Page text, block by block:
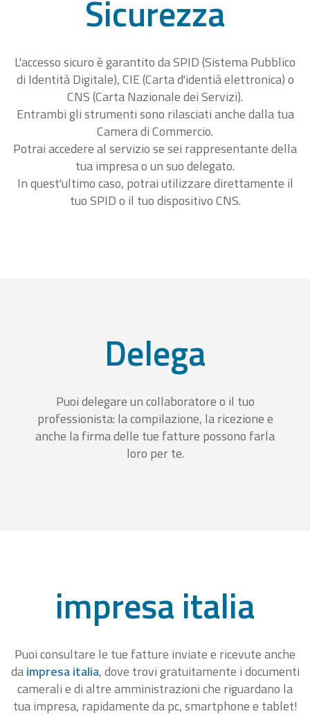
Sicurezza
L'accesso sicuro è garantito da SPID (Sistema Pubblico
di Identità Digitale), CIE (Carta d'identià elettronica) o
CNS (Carta Nazionale dei Servizi).
Entrambi gli strumenti sono rilasciati anche dalla tua
Camera di Commercio.
Potrai accedere al servizio se sei rappresentante della
tua impresa o un suo delegato.
In quest'ultimo caso, potrai utilizzare direttamente il
tuo SPID o il tuo dispositivo CNS.
Delega
Puoi delegare un collaboratore o il tuo
professionista: la compilazione, la ricezione e
anche la firma delle tue fatture possono farla
loro per te.
impresa italia
Puoi consultare le tue fatture inviate e ricevute anche
daimpresa italia, dove trovi gratuitamente i documenti
camerali e di altre amministrazioni che riguardano la
tua impresa, rapidamente da pc, smartphone e tablet!